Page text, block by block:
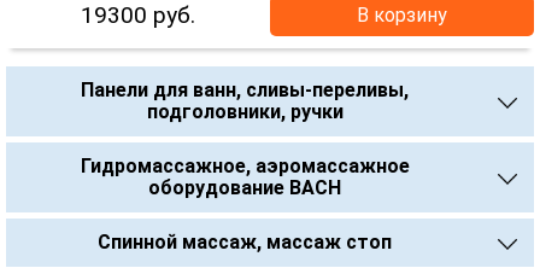
19300 руб. В корзину
Панели для ванн, сливы-переливы,
подголовники, ручки
Гидромассажное, аэромассажное
оборудование BACH
Спинной массаж, массаж стоп